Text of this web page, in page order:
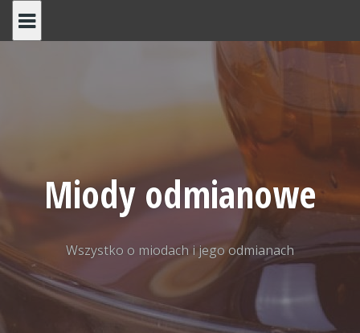
Miody odmianowe
Wszystko o miodach i jego odmianach